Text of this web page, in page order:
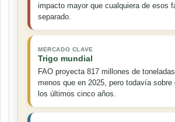
impacto mayor que cualquiera de esos
separado.
MERCADO CLAVE
Trigo mundial
FAO proyecta 817 millones de
menos que en 2025, pero todavía sobre
los últimos cinco años.